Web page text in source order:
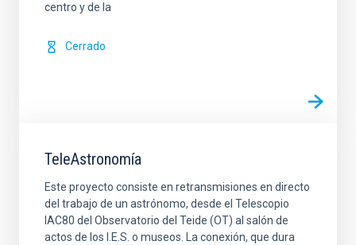
centro y de la
Cerrado
TeleAstronomía
Este proyecto consiste en retransmisiones en directo
del trabajo de un astrónomo, desde el Telescopio
IAC80 del Observatorio del Teide (OT) al salón de
actos de los I.E.S. o museos. La conexión, que dura